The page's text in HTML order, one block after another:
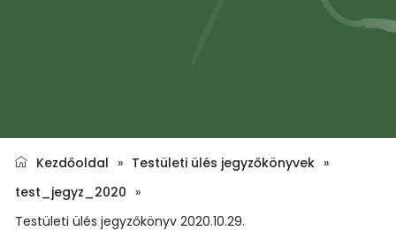
Kezdőoldal » Testületi ülés jegyzőkönyvek »
test_jegyz_2020 »
Testületi ülés jegyzőkönyv 2020.10.29.